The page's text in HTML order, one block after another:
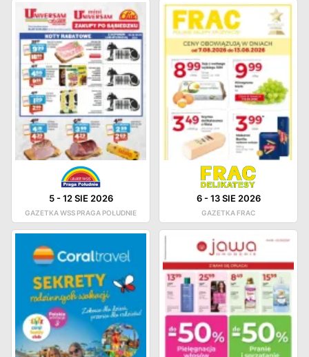
5-12 SIE 2026
GAZETKA WSS PRAGA POŁUDNIE
6-13 SIE 2026
GAZETKA FRAC